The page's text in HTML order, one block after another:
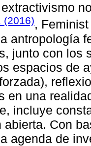
(2016),
antropología
junto con los
espacios de
en una
incluye
abierta. Con
agenda de